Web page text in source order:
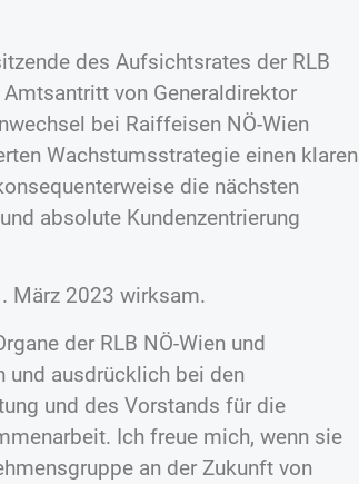
des Aufsichtsrates der RLB
von Generaldirektor
bei Raiffeisen NÖ-Wien
Wachstumsstrategie einen klaren
die nächsten
absolute Kundenzentrierung
März 2023 wirksam.
der RLB NÖ-Wien und
und ausdrücklich bei den
und des Vorstands für die
Ich freue mich, wenn sie
an der Zukunft von